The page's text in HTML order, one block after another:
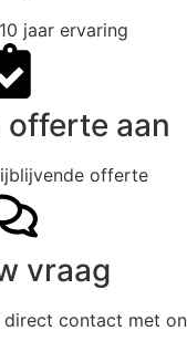
jaar ervaring
offerte aan
offerte
vraag
direct contact met